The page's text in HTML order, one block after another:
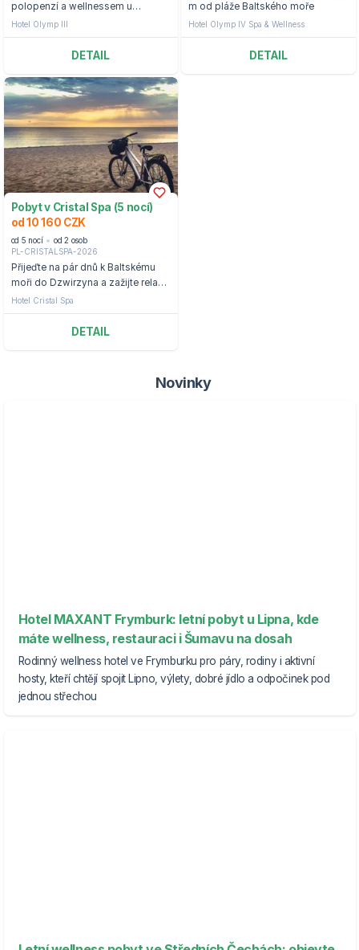
polopenzí a wellnessem u
Baltského moře ve středisku
Kołobrzeg.
Hotel Olymp III
DETAIL
m od pláže Baltského moře
Hotel Olymp IV Spa & Wellness
DETAIL
Pobyt v Cristal Spa (5 nocí)
od 10 160 CZK
od 5 nocí
od 2 osob
PL-CRISTALSPA-2026
Přijeďte na pár dnů k Baltskému
moři do Dzwirzyna a zažijte relax v
hotelu Cristal Spa.
Hotel Cristal Spa
DETAIL
Novinky
Hotel MAXANT Frymburk: letní pobyt u Lipna, kde
máte wellness, restauraci i Šumavu na dosah
Rodinný wellness hotel ve Frymburku pro páry, rodiny i aktivní
hosty, kteří chtějí spojit Lipno, výlety, dobré jídlo a odpočinek pod
jednou střechou